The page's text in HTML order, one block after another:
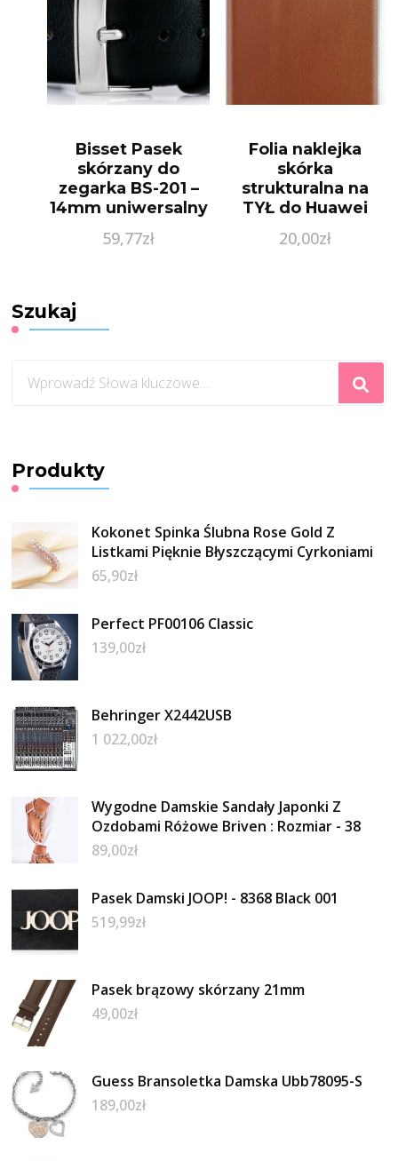
Bisset Pasek
skórzany do
zegarka BS-201 –
14mm uniwersalny
59,77zł
Folia naklejka
skórka
strukturalna na
TYŁ do Huawei
Brązowa – apgo
20,00zł
Szukaj
czegoś?
Produkty
Kokonet Spinka Ślubna Rose Gold Z
Listkami Pięknie Błyszczącymi Cyrkoniami
65,90zł
Perfect PF00106 Classic
139,00zł
Behringer X2442USB
1 022,00zł
Wygodne Damskie Sandały Japonki Z
Ozdobami Różowe Briven : Rozmiar - 38
89,00zł
Pasek Damski JOOP! - 8368 Black 001
519,99zł
Pasek brązowy skórzany 21mm
49,00zł
Guess Bransoletka Damska Ubb78095-S
189,00zł